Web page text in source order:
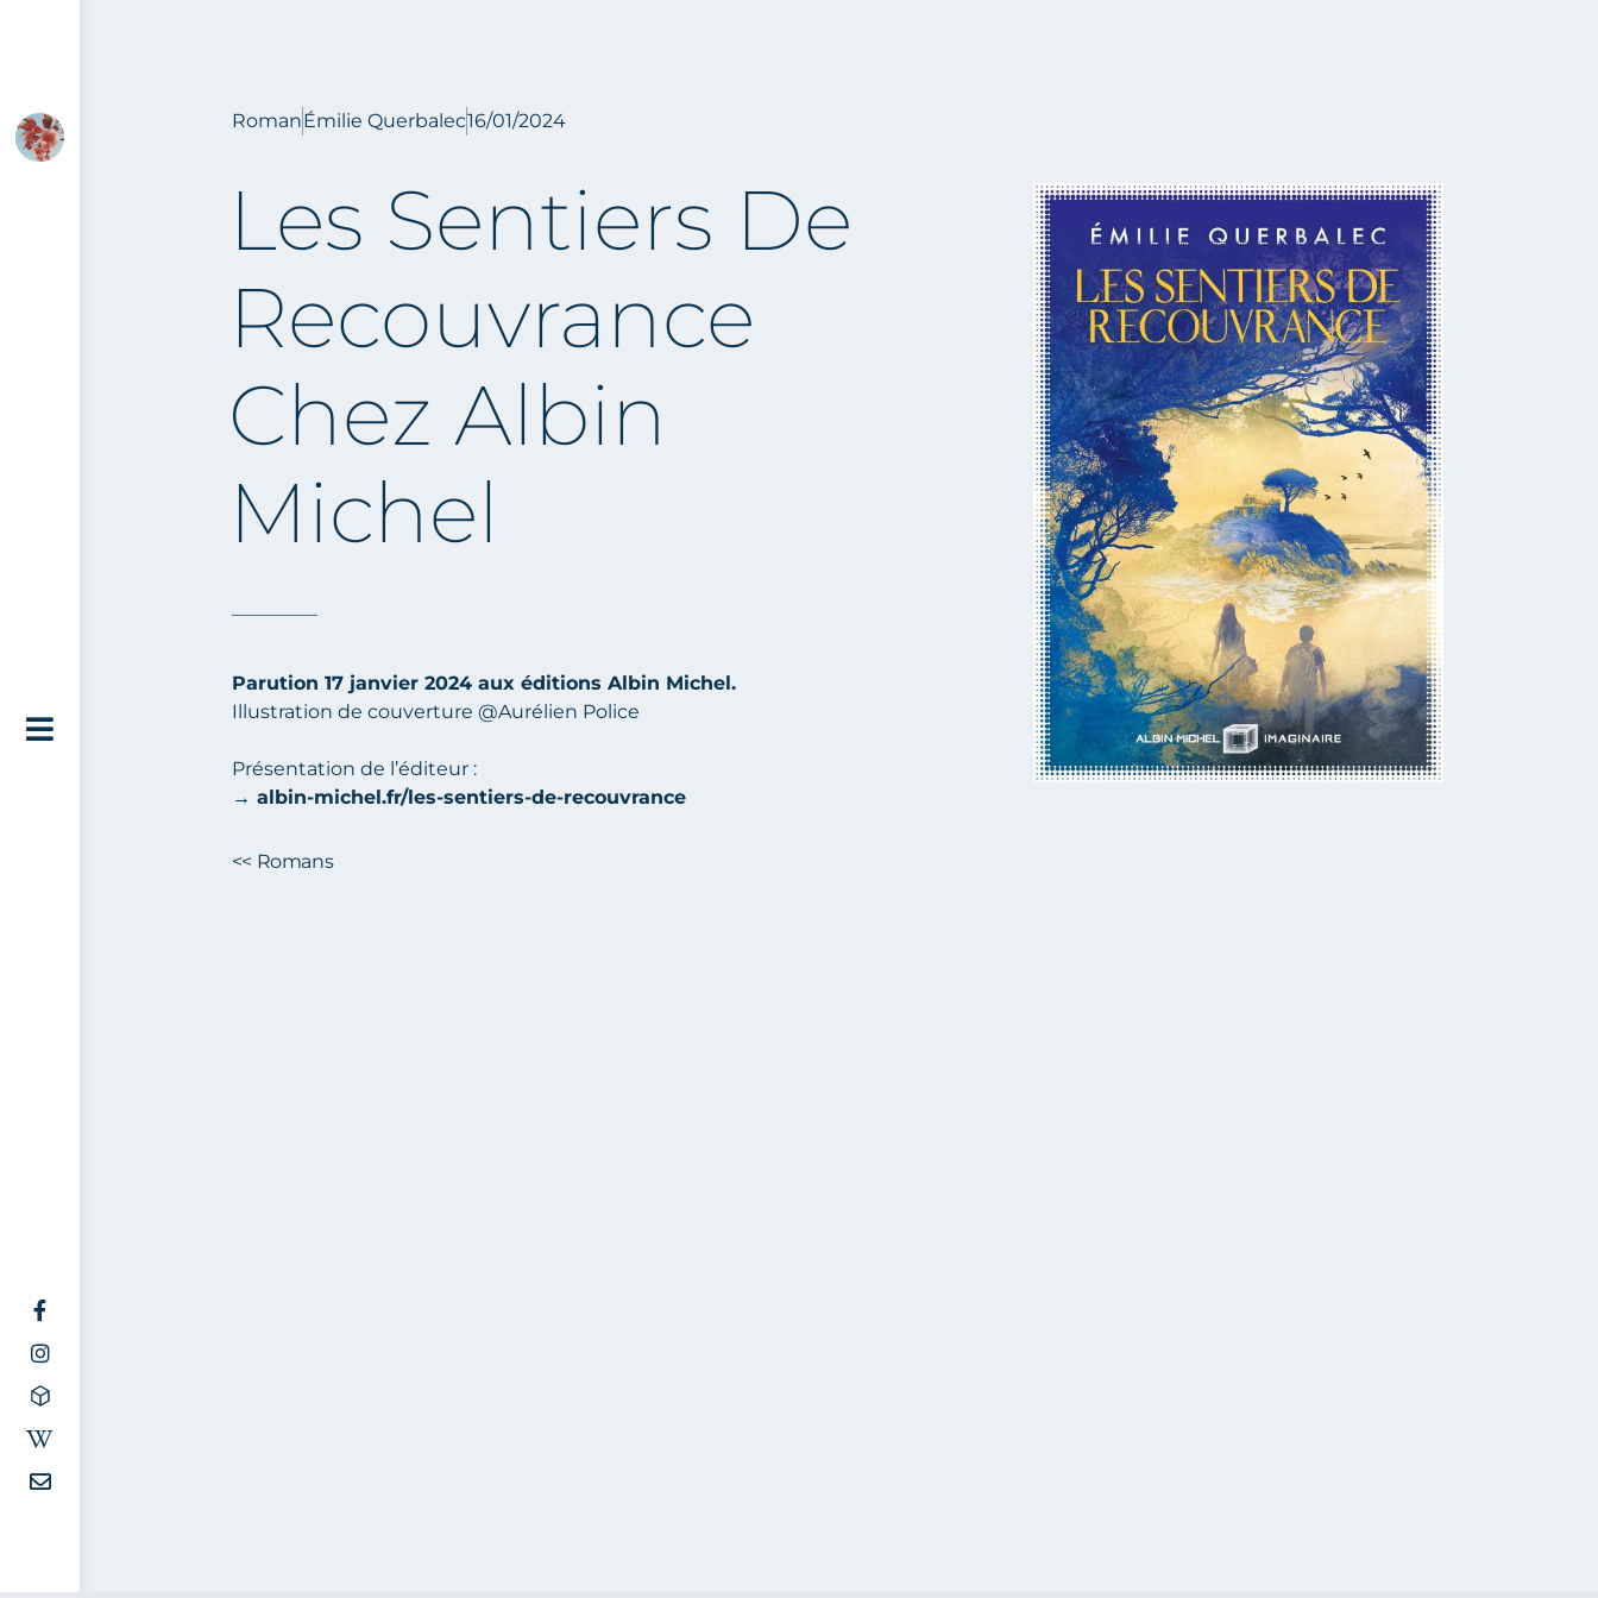
RomanÉmilie Querbalec16/01/2024
Les Sentiers De
Recouvrance
Chez Albin
Michel
Parution 17 janvier 2024 aux éditions Albin Michel.
Illustration de couverture @Aurélien Police
Présentation de l’éditeur :
→ albin-michel.fr/les-sentiers-de-recouvrance
<< Romans